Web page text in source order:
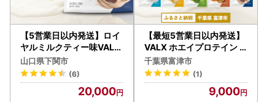
【5営業日以内発送】ロイ
ヤルミルクティー味VALX
ホエイプロテイン1kg プロ
テインIY
山口県下関市
(6)
20,000
【最短5営業日以内発送】
VALX ホエイプロテイン
個包装コンプリートセット
（8種類）
千葉県富津市
(1)
9,000